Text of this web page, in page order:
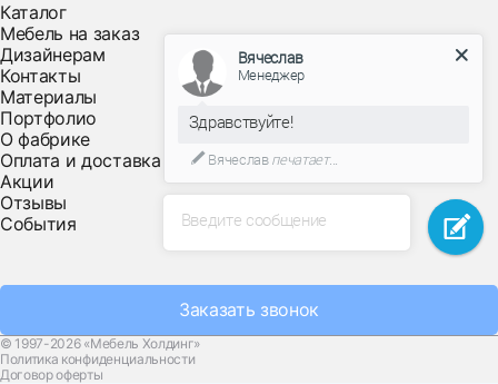
Каталог
Мебель на заказ
Дизайнерам
Контакты
Материалы
Портфолио
О фабрике
Оплата и доставка
Акции
Отзывы
События
Заказать звонок
© 1997-2026 «Мебель Холдинг»
Политика конфиденциальности
Договор оферты
Введите сообщение
Вячеслав
Менеджер
Здравствуйте!
Вячеславпечатает...